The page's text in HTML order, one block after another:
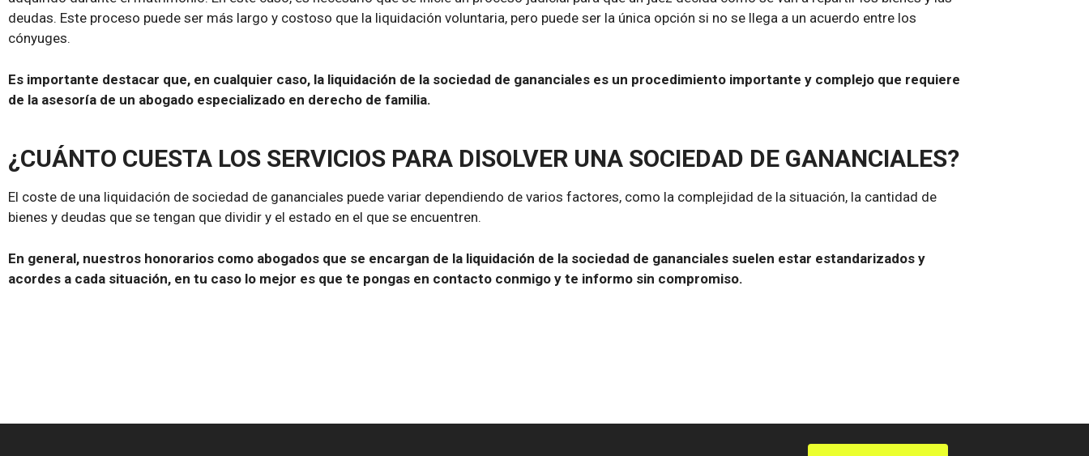
deudas. Este proceso puede ser más largo y costoso que la liquidación voluntaria, pero puede ser la única opción si no se llega a un acuerdo entre los
cónyuges.
Es importante destacar que, en cualquier caso, la liquidación de la sociedad de gananciales es un procedimiento importante y complejo que requiere
de la asesoría de un abogado especializado en derecho de familia.
¿CUÁNTO CUESTA LOS SERVICIOS PARA DISOLVER UNA SOCIEDAD DE GANANCIALES?
El coste de una liquidación de sociedad de gananciales puede variar dependiendo de varios factores, como la complejidad de la situación, la cantidad de
bienes y deudas que se tengan que dividir y el estado en el que se encuentren.
En general, nuestros honorarios como abogados que se encargan de la liquidación de la sociedad de gananciales suelen estar estandarizados y
acordes a cada situación, en tu caso lo mejor es que te pongas en contacto conmigo y te informo sin compromiso.